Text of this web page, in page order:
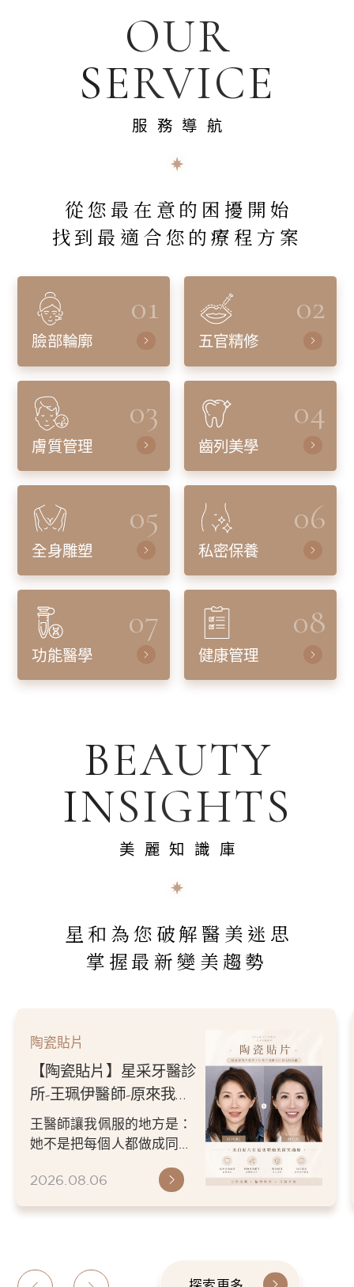
OUR
SERVICE
服務導航
從您最在意的困擾開始
找到最適合您的療程方案
01
臉部輪廓
02
五官精修
03
膚質管理
04
齒列美學
05
全身雕塑
06
私密保養
07
功能醫學
08
健康管理
BEAUTY
INSIGHTS
美麗知識庫
星和為您破解醫美迷思
掌握最新變美趨勢
陶瓷貼片
【陶瓷貼片】星采牙醫診
所-王珮伊醫師-原來我的
不愛笑，只是不喜歡自己
原本的牙齒
王醫師讓我佩服的地方是：
她不是把每個人都做成同一
更適合自己的樣子。 現...
2026.08.06